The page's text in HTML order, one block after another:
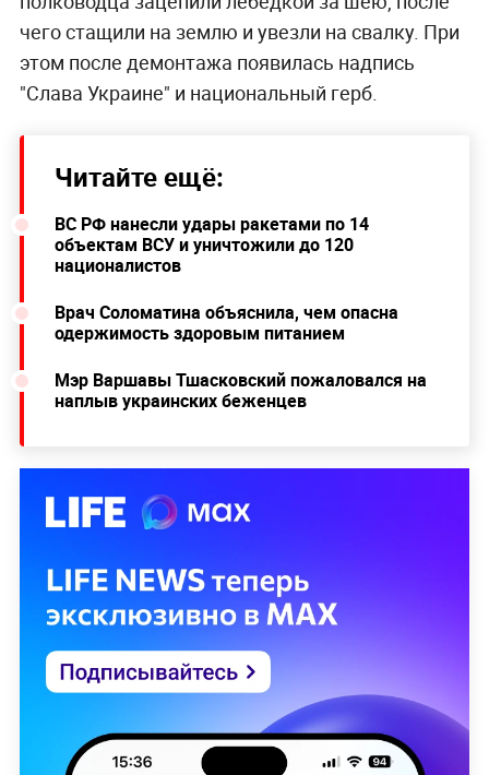
чего стащили на землю и увезли на свалку. При
этом после демонтажа появилась надпись
"Слава Украине" и национальный герб.
Читайте ещё:
ВС РФ нанесли удары ракетами по 14
объектам ВСУ и уничтожили до 120
националистов
Врач Соломатина объяснила, чем опасна
одержимость здоровым питанием
Мэр Варшавы Тшасковский пожаловался на
наплыв украинских беженцев